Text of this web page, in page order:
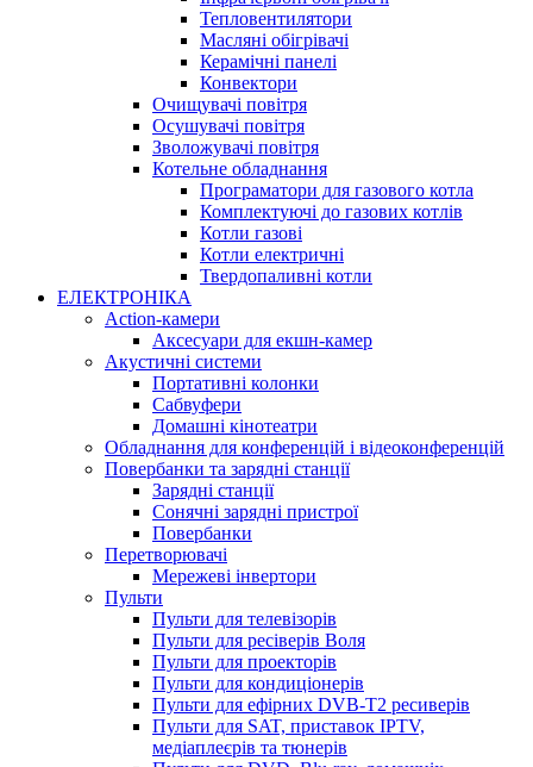
Тепловентилятори
Масляні обігрівачі
Керамічні панелі
Конвектори
Очищувачі повітря
Осушувачі повітря
Зволожувачі повітря
Котельне обладнання
Програматори для газового котла
Комплектуючі до газових котлів
Котли газові
Котли електричні
Твердопаливні котли
ЕЛЕКТРОНІКА
Action-камери
Аксесуари для екшн-камер
Акустичні системи
Портативні колонки
Сабвуфери
Домашні кінотеатри
Обладнання для конференцій і відеоконференцій
Повербанки та зарядні станції
Зарядні станції
Сонячні зарядні пристрої
Повербанки
Перетворювачі
Мережеві інвертори
Пульти
Пульти для телевізорів
Пульти для ресіверів Воля
Пульти для проекторів
Пульти для кондиціонерів
Пульти для ефірних DVB-T2 ресиверів
Пульти для SAT, приставок IPTV,
медіаплеєрів та тюнерів